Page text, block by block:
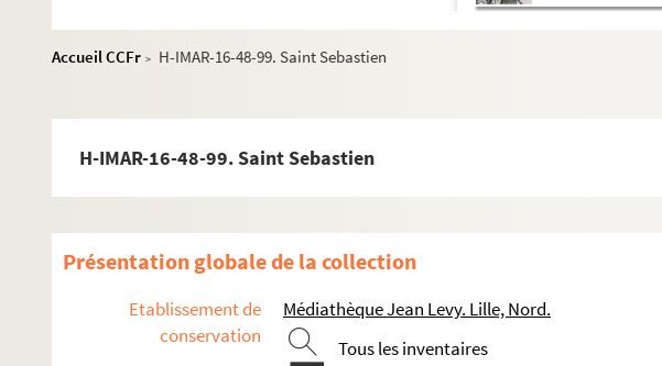
Accueil CCFr >
H-IMAR-16-48-99. Saint Sebastien
H-IMAR-16-48-99. Saint Sebastien
Présentation globale de la collection
Etablissement de
conservation
Médiathèque Jean Levy. Lille, Nord.
Tous les inventaires
H-IMAR-16-44-85. Saint Sebastien
H-IMAR-16-46-87. Saint Sebastien
H-IMAR-16-46-88. Saint Sebastien